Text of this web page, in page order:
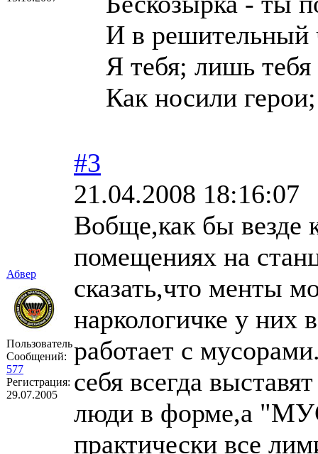
И в решительный
Я тебя; лишь
Как носили
Абвер
Пользователь
Сообщений:
577
Регистрация:
29.07.2005
#3
21.04.2008 18:16:07
Вобще,как бы везде
помещениях на
сказать,что менты
наркологичке у них
работает с
себя всегда
люди в форме,а
практически все